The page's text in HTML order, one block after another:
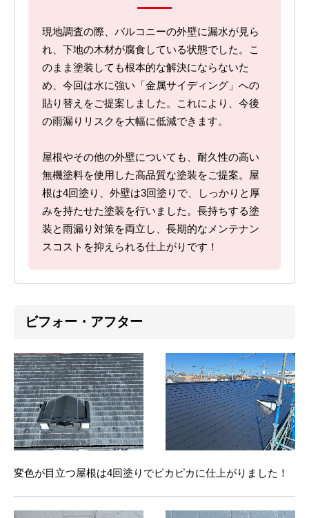
現地調査の際、バルコニーの外壁に漏水が見ら
れ、下地の木材が腐食している状態でした。こ
のまま塗装しても根本的な解決にならないた
め、今回は水に強い「金属サイディング」への
貼り替えをご提案しました。これにより、今後
の雨漏りリスクを大幅に低減できます。
屋根やその他の外壁についても、耐久性の高い
無機塗料を使用した高品質な塗装をご提案。屋
根は4回塗り、外壁は3回塗りで、しっかりと厚
みを持たせた塗装を行いました。長持ちする塗
装と雨漏り対策を両立し、長期的なメンテナン
スコストを抑えられる仕上がりです！
ビフォー・アフター
変色が目立つ屋根は4回塗りでピカピカに仕上がりました！